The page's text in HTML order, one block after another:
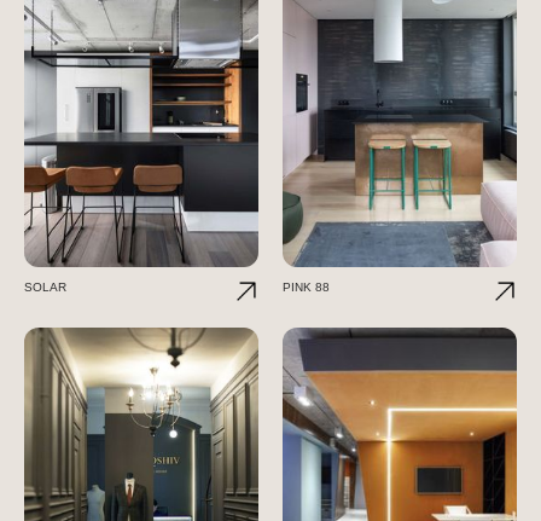
SOLAR PINK 88